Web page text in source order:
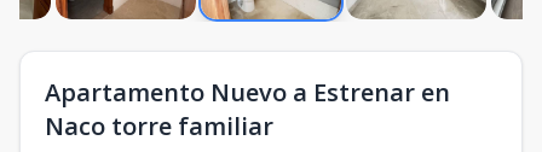
Apartamento Nuevo a Estrenar en
Naco torre familiar